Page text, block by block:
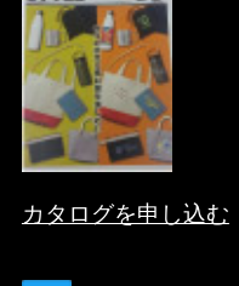
カタログを申し込む